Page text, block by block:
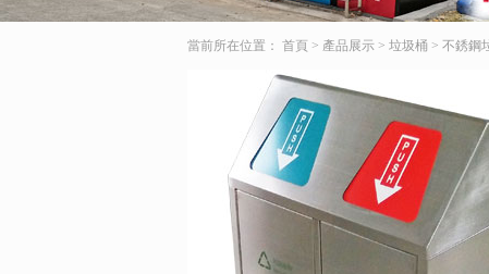
當前所在位置： 首頁 > 產品展示 > 垃圾桶 > 不銹鋼